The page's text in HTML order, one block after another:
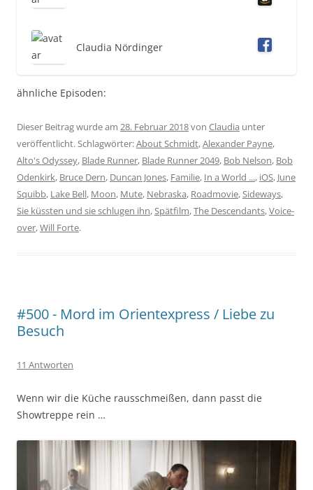
Claudia Nördinger
ähnliche Episoden:
Dieser Beitrag wurde am 28. Februar 2018von Claudia unter
veröffentlicht. Schlagwörter:About Schmidt,Alexander Payne,
Alto's Odyssey, Blade Runner, Blade Runner 2049, Bob Nelson, Bob
Odenkirk, Bruce Dern, Duncan Jones, Familie, In a World ..., iOS, June
Squibb, Lake Bell, Moon, Mute, Nebraska, Roadmovie, Sideways,
Sie küssten und sie schlugen ihn, Spätfilm,The Descendants,Voice-
over,Will Forte.
#500 - Mord im Orientexpress / Liebe zu
Besuch
11 Antworten
Wenn wir die Küche rausschmeißen, dann passt die
Showtreppe rein …